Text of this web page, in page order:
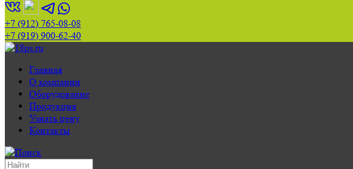
+7 (912) 765-08-08
+7 (919) 900-62-40
Главная
О компании
Оборудование
Продукция
Узнать цену
Контакты